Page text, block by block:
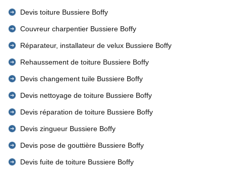
Devis toiture Bussiere Boffy
Couvreur charpentier Bussiere Boffy
Réparateur, installateur de velux Bussiere Boffy
Rehaussement de toiture Bussiere Boffy
Devis changement tuile Bussiere Boffy
Devis nettoyage de toiture Bussiere Boffy
Devis réparation de toiture Bussiere Boffy
Devis zingueur Bussiere Boffy
Devis pose de gouttière Bussiere Boffy
Devis fuite de toiture Bussiere Boffy